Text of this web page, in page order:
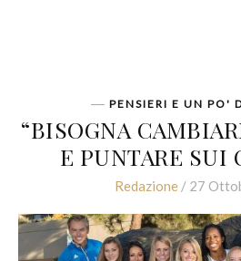
PENSIERI E UN PO'
“BISOGNA
E PUNTARE SUI
Redazione/ 27